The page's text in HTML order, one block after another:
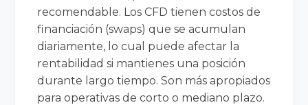
recomendable. Los CFD tienen costos de
financiación (swaps) que se acumulan
diariamente, lo cual puede afectar la
rentabilidad si mantienes una posición
durante largo tiempo. Son más apropiados
para operativas de corto o mediano plazo.